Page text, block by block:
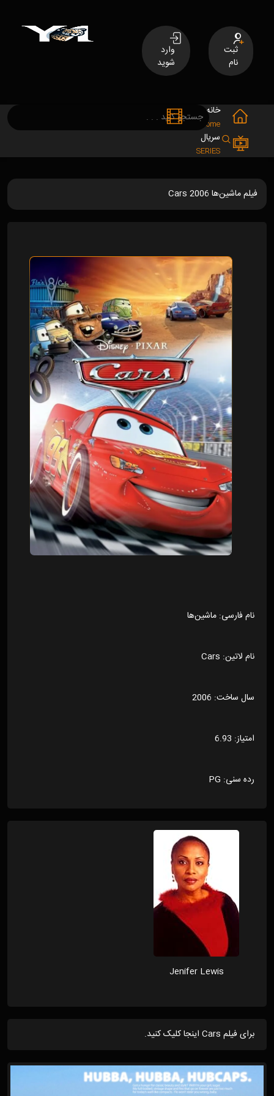
ثبت
نام
وارد
شوید
خانه
Home
سریال
SERIES
فیلم ماشین‌ها Cars 2006
نام فارسی: ماشین‌ها
نام لاتین: Cars
سال ساخت: 2006
امتیاز: 6.93
رده سنی: PG
Jenifer Lewis
برای فیلم Cars اینجا کلیک کنید.